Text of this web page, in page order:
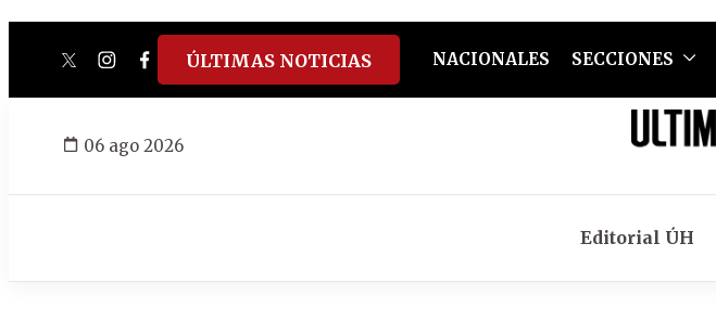
twitterinstagram
facebook
tiktokyoutube
spotify
ÚLTIMAS NOTICIAS NACIONALES SECCIONES
06 ago 2026
Editorial ÚH